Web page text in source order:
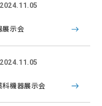
2024.11.05
展示会
2024.11.05
科機器展示会